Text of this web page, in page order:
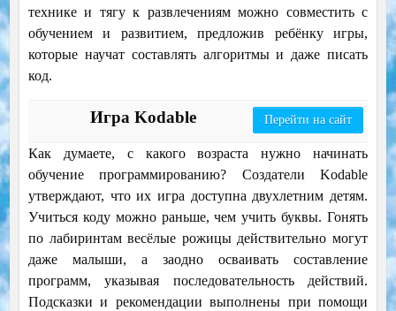
технике и тягу к развлечениям можно совместить с
обучением и развитием, предложив ребёнку игры,
которые научат составлять алгоритмы и даже писать
код.
Игра Kodable Перейти на сайт
Как думаете, с какого возраста нужно начинать
обучение программированию? Создатели Kodable
утверждают, что их игра доступна двухлетним детям.
Учиться коду можно раньше, чем учить буквы. Гонять
по лабиринтам весёлые рожицы действительно могут
даже малыши, а заодно осваивать составление
программ, указывая последовательность действий.
Подсказки и рекомендации выполнены при помощи